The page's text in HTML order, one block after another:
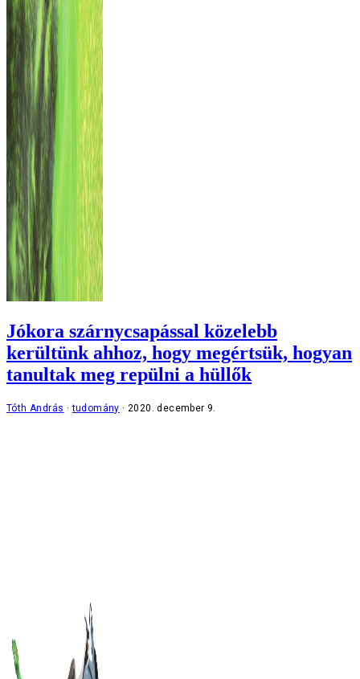
Jókora szárnycsapással közelebb
kerültünk ahhoz, hogy megértsük, hogyan
tanultak meg repülni a hüllők
Tóth András tudomány 2020. december 9.